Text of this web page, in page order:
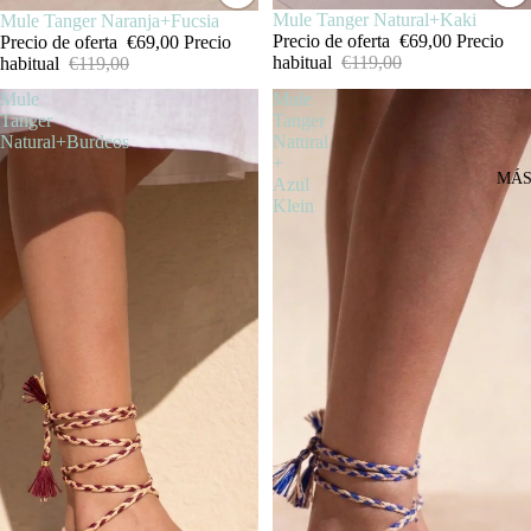
MÁS
SALE
Mule Tanger Naranja+Fucsia
Precio de oferta €69,00 Precio
habitual €119,00
SALE
Mule Tanger Natural+Kaki
Precio de oferta €69,00 Precio
habitual €119,00
Mule
Tanger
Natural+Burdeos
Mule
Tanger
Natural
+
Azul
Klein